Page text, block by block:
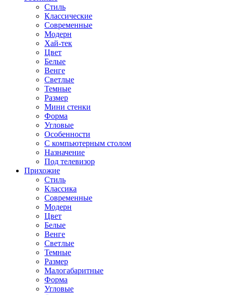
Стиль
Классические
Современные
Модерн
Хай-тек
Цвет
Белые
Венге
Светлые
Темные
Размер
Мини стенки
Форма
Угловые
Особенности
С компьютерным столом
Назначение
Под телевизор
Прихожие
Стиль
Классика
Современные
Модерн
Цвет
Белые
Венге
Светлые
Темные
Размер
Малогабаритные
Форма
Угловые